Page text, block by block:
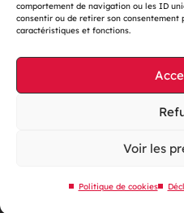
comportement de navigation ou les ID
consentir ou de retirer son
caractéristiques et fonctions.
Voir les
Politique de cookies
Accessibilité :
Site web
Plan